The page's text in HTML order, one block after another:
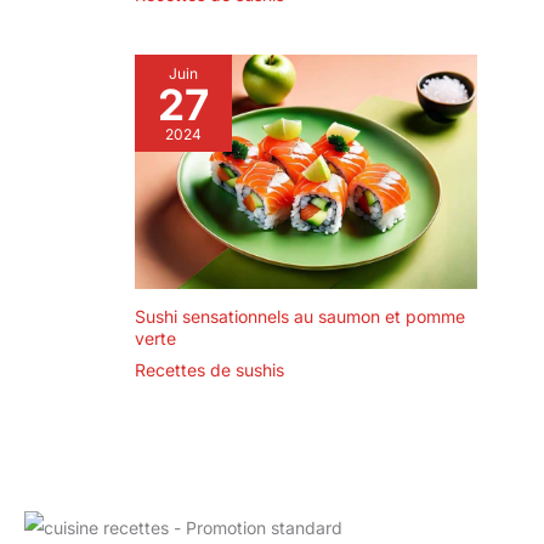
tapas a un meilleur
toucher que le
plastique. Les bols
en céramique sont
un cadeau élégant
pour les amis et la
famille. Utilisation
polyvalente : les
bols à sauce sont
parfaits pour
beurre et l'huile
Juin
27
2024
Sushi sensationnels au saumon et pomme
verte
Recettes de sushis